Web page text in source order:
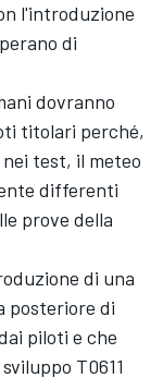
l'introduzione
di
dovranno
titolari perché,
test, il meteo
differenti
prove della
di una
posteriore di
piloti e che
T0611